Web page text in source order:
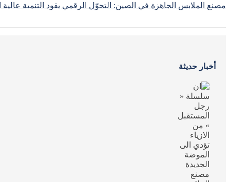
مصنع الملابس الجاهزة في الصين: التحوّل الرقمي يقود التنمية
أخبار حديثة